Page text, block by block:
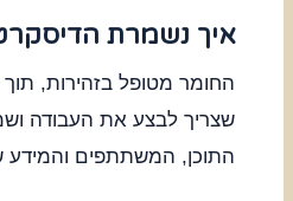
איך נשמרת
החומר מטופל בזהירות,
שצריך לבצע את העבודה
התוכן, המשתתפים והמידע